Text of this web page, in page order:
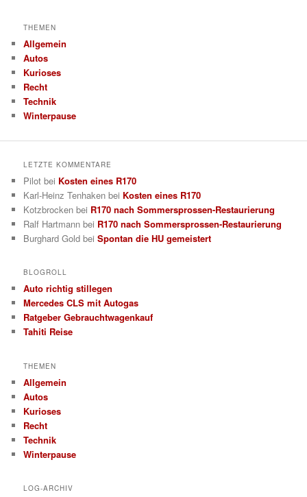
THEMEN
Allgemein
Autos
Kurioses
Recht
Technik
Winterpause
LETZTE KOMMENTARE
Pilot bei Kosten eines R170
Karl-Heinz Tenhaken bei Kosten eines R170
Kotzbrocken bei R170 nach Sommersprossen-Restaurierung
Ralf Hartmann bei R170 nach Sommersprossen-Restaurierung
Burghard Gold beiSpontan die HU gemeistert
BLOGROLL
Auto richtig stillegen
Mercedes CLS mit Autogas
Ratgeber Gebrauchtwagenkauf
Tahiti Reise
THEMEN
Allgemein
Autos
Kurioses
Recht
Technik
Winterpause
LOG-ARCHIV